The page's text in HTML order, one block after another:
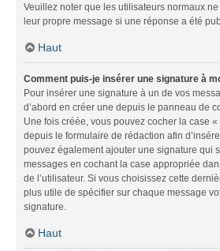
Veuillez noter que les utilisateurs normaux
leur propre message si une réponse a été
Haut
Comment puis-je insérer une signature à
Pour insérer une signature à un de vos
d’abord en créer une depuis le panneau de
Une fois créée, vous pouvez cocher la case
depuis le formulaire de rédaction afin
pouvez également ajouter une signature qui
messages en cochant la case appropriée
de l’utilisateur. Si vous choisissez cette
plus utile de spécifier sur chaque message
signature.
Haut